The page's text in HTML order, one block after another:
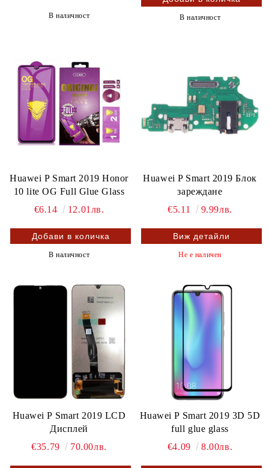
В наличност В наличност
Huawei P Smart 2019 Honor
10 lite OG Full Glue Glass
€6.14
12.01лв.
В наличност
Huawei P Smart 2019 Блок
зареждане
€5.11
9.99лв.
Виж детайли
Не е наличен
Huawei P Smart 2019 LCD
Дисплей
€35.79
70.00лв.
Huawei P Smart 2019 3D 5D
full glue glass
€4.09
8.00лв.